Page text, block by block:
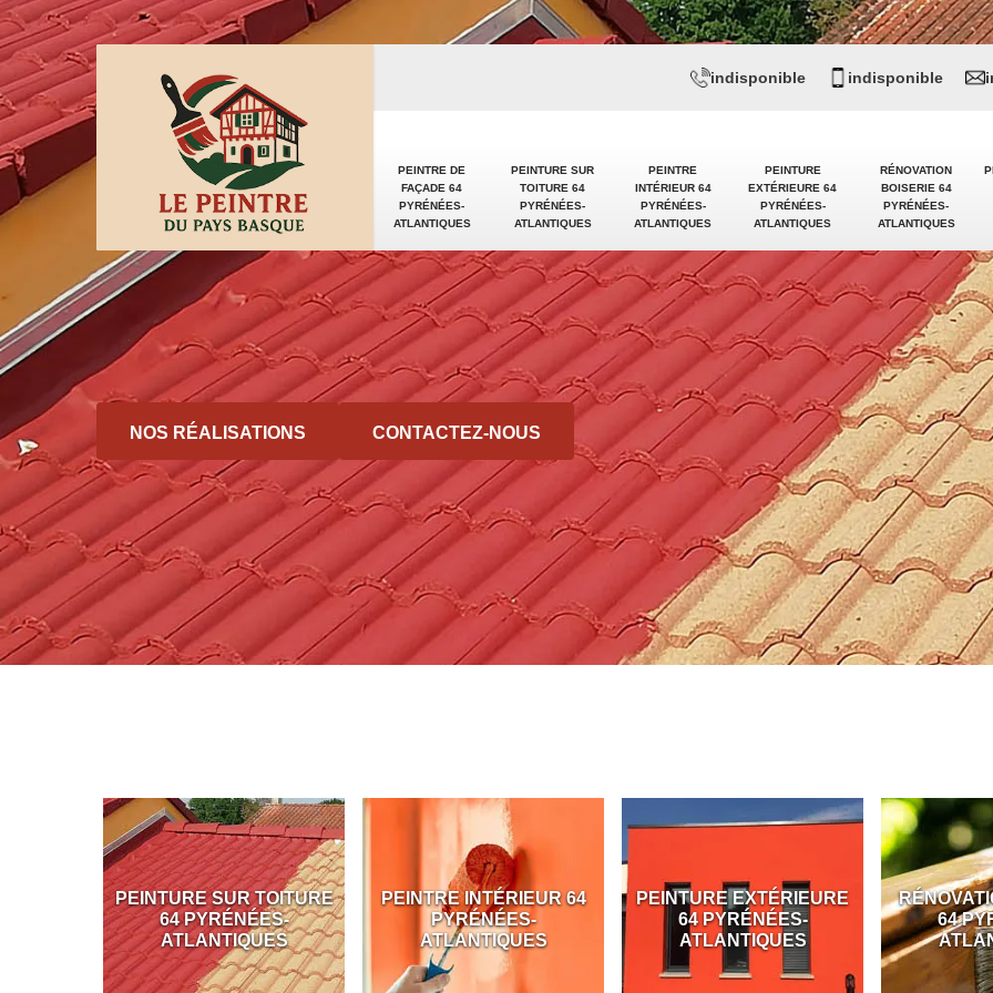
PEINTRE DE
FAÇADE 64
PYRÉNÉES-
ATLANTIQUES
PEINTURE SUR
TOITURE 64
PYRÉNÉES-
ATLANTIQUES
PEINTRE
INTÉRIEUR 64
PYRÉNÉES-
ATLANTIQUES
PEINTURE
EXTÉRIEURE 64
PYRÉNÉES-
ATLANTIQUES
RÉNOVATION
BOISERIE 64
PYRÉNÉES-
ATLANTIQUES
indisponible indisponible
NOS RÉALISATIONS CONTACTEZ-NOUS
PEINTURE SUR TOITURE
64 PYRÉNÉES-
ATLANTIQUES
PEINTRE INTÉRIEUR 64
PYRÉNÉES-
ATLANTIQUES
PEINTURE EXTÉRIEURE
64 PYRÉNÉES-
ATLANTIQUES
64